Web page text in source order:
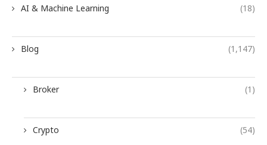
AI & Machine Learning (18)
Blog (1,147)
Broker (1)
Crypto (54)